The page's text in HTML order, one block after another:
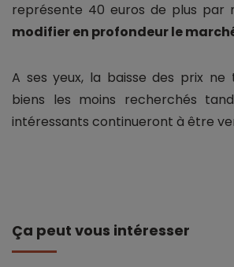
représente 40 euros de plus par
modifier en profondeur le
A ses yeux, la baisse des prix ne
biens les moins recherchés
intéressants continueront à être
Ça peut vous intéresser